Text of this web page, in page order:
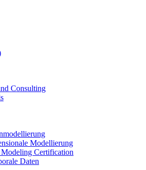
Consulting
Modellierung
Certification
Daten